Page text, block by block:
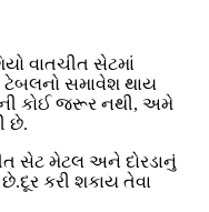
વાતચીત સેટમાં
સમાવેશ થાય
કોઈ જરૂર નથી, અમે
છે.
સેટ મેટલ અને દોરડાનું
કરી શકાય તેવા